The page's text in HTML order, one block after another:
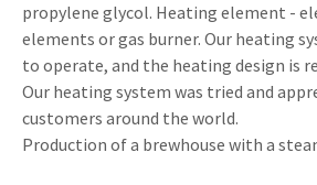
propylene glycol. Heating element -
elements or gas burner. Our heating
to operate, and the heating design is
Our heating system was tried and
customers around the world.
Production of a brewhouse with a